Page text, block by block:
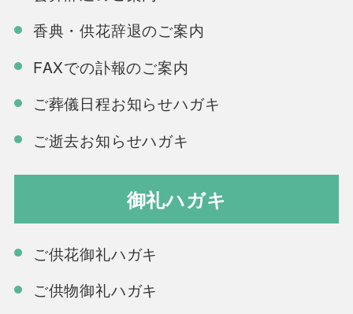
香典・供花辞退のご案内
FAXでの訃報のご案内
ご葬儀日程お知らせハガキ
ご逝去お知らせハガキ
御礼ハガキ
ご供花御礼ハガキ
ご供物御礼ハガキ